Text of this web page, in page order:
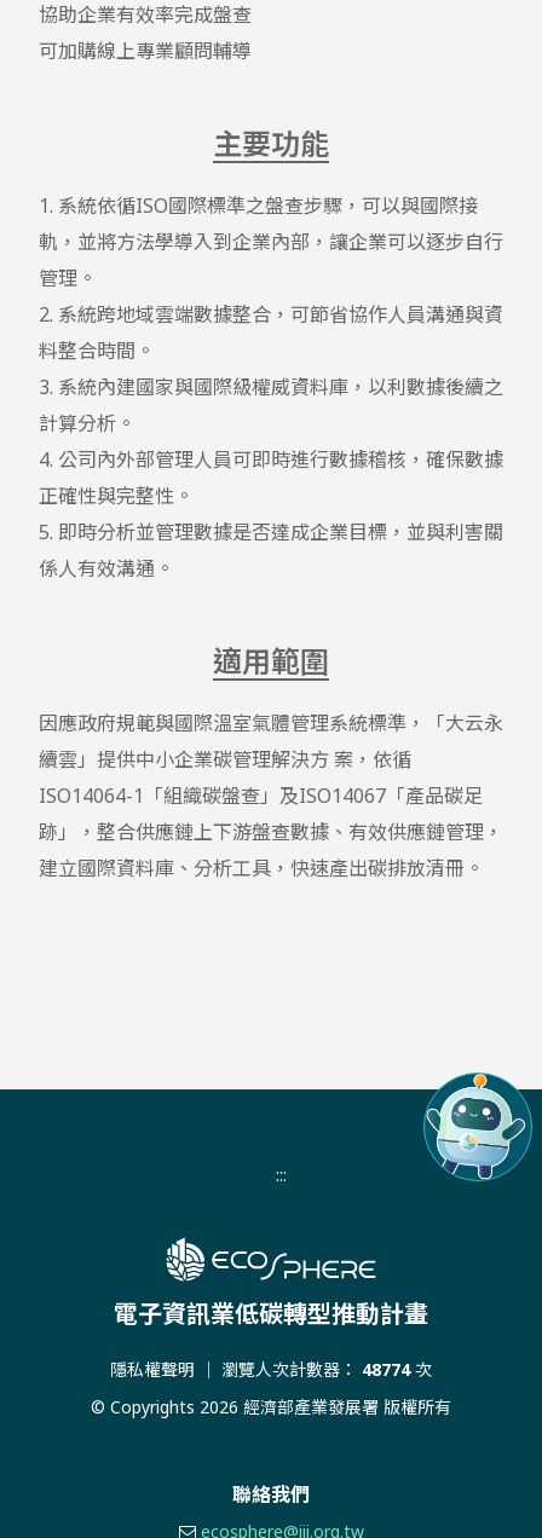
協助企業有效率完成盤查
可加購線上專業顧問輔導
主要功能
1. 系統依循ISO國際標準之盤查步驟，可以與國際接
軌，並將方法學導入到企業內部，讓企業可以逐步自行
管理。
2. 系統跨地域雲端數據整合，可節省協作人員溝通與資
料整合時間。
3. 系統內建國家與國際級權威資料庫，以利數據後續之
計算分析。
4. 公司內外部管理人員可即時進行數據稽核，確保數據
正確性與完整性。
5. 即時分析並管理數據是否達成企業目標，並與利害關
係人有效溝通。
適用範圍
因應政府規範與國際溫室氣體管理系統標準，「大云永
續雲」提供中小企業碳管理解決方 案，依循
ISO14064-1「組織碳盤查」及ISO14067「產品碳足
跡」，整合供應鏈上下游盤查數據、有效供應鏈管理，
:::
電子資訊業低碳轉型推動計畫
隱私權聲明 ｜ 瀏覽人次計數器： 48774次
© Copyrights 2026 經濟部產業發展署 版權所有
聯絡我們
ecosphere@iii.org.tw